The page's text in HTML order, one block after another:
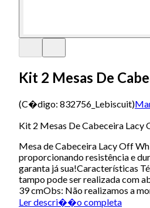
Kit 2 Mesas De
(C�digo: 832756_Lebiscuit)
Kit 2 Mesas De Cabeceira Lacy
Mesa de Cabeceira Lacy Off
proporcionando resistência e
garanta já sua!Características
tampo pode ser realizada com
39 cmObs: Não realizamos a
Ler descri��o completa